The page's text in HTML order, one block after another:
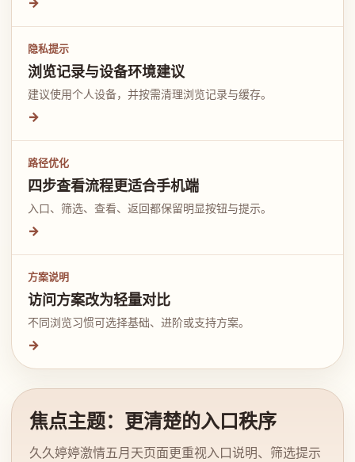
隐私提示
浏览记录与设备环境建议
建议使用个人设备，并按需清理浏览记录与缓存。
→
路径优化
四步查看流程更适合手机端
入口、筛选、查看、返回都保留明显按钮与提示。
→
方案说明
访问方案改为轻量对比
不同浏览习惯可选择基础、进阶或支持方案。
→
焦点主题：更清楚的入口秩序
久久婷婷激情五月天页面更重视入口说明、筛选提示